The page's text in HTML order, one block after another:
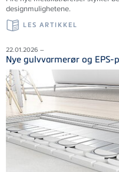
designmulighetene.
LES ARTIKKEL
22.01.2026 –
Nye gulvvarmerør og